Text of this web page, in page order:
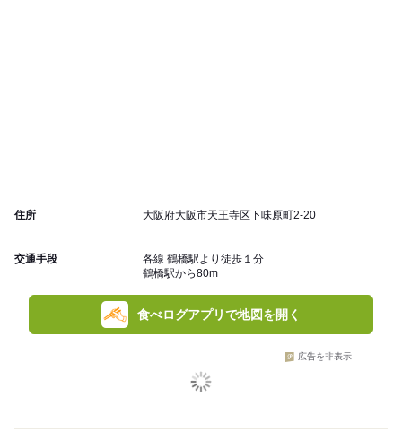
住所 大阪府大阪市天王寺区下味原町2-20
交通手段
各線 鶴橋駅より徒歩１分
鶴橋駅から80m
食べログアプリで地図を開く
広告を非表示